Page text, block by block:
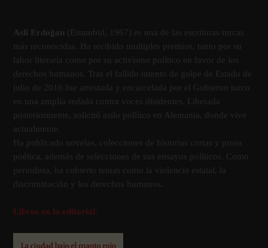
Asli Erdoğan (Estambul, 1967) es una de las escritoras turcas
más reconocidas. Ha recibido multiples premios, tanto por su
labor literaria como por su activismo polí­tico en favor de los
derechos humanos. Tras el fallido intento de golpe de Estado de
julio de 2016 fue arrestada y encarcelada por el Gobierno turco
en una amplia redada contra voces disidentes. Liberada
posteriormente, solicitó asilo polí­tico en Alemania, donde vive
actualmente.
Ha publicado novelas, colecciones de historias cortas y prosa
poética, además de selecciones de sus ensayos polí­ticos. Como
periodista, ha cubierto temas como la violencia estatal, la
discriminación y los derechos humanos.
Libros en la editorial: